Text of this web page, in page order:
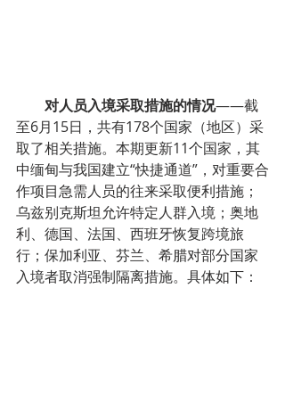
        对人员入境采取措施的情况
——截
至6月15日，共有178个国家（地区）采
取了相关措施。本期更新11个国家，其
中缅甸与我国建立“快捷通道”，对重要合
作项目急需人员的往来采取便利措施；
乌兹别克斯坦允许特定人群入境；奥地
利、德国、法国、西班牙恢复跨境旅
行；保加利亚、芬兰、希腊对部分国家
入境者取消强制隔离措施。具体如下：